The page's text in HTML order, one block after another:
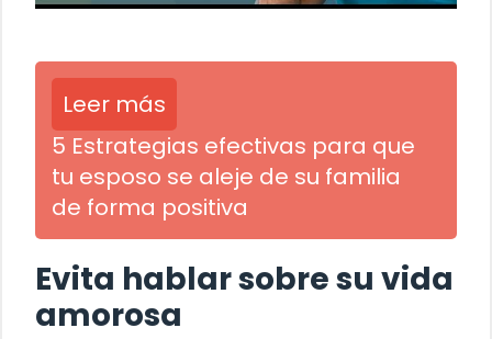
Leer más
5 Estrategias efectivas para que
tu esposo se aleje de su familia
de forma positiva
Evita hablar sobre su vida
amorosa